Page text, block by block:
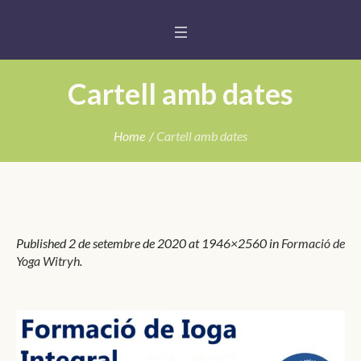
Cartell amb dates
Home /Cartell amb dates
Published2 de setembre de 2020at 1946×2560 in Formació de
Yoga Witryh.